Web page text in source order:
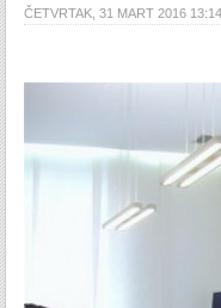
ČETVRTAK, 31 MART 2016 13:14